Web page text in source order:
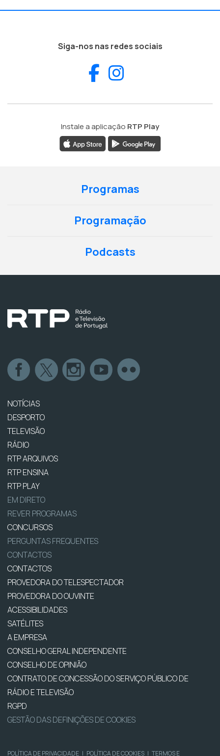
Siga-nos nas redes sociais
Facebook
Instale a aplicação RTP Play
Programas
Programação
Podcasts
NOTÍCIAS
DESPORTO
TELEVISÃO
RÁDIO
RTP ARQUIVOS
RTP ENSINA
RTP PLAY
EM DIRETO
REVER PROGRAMAS
CONCURSOS
PERGUNTAS FREQUENTES
CONTACTOS
CONTACTOS
PROVEDORA DO TELESPECTADOR
PROVEDORA DO OUVINTE
ACESSIBILIDADES
SATÉLITES
A EMPRESA
CONSELHO GERAL INDEPENDENTE
CONSELHO DE OPINIÃO
CONTRATO DE CONCESSÃO DO SERVIÇO PÚBLICO DE
RÁDIO E TELEVISÃO
RGPD
GESTÃO DAS DEFINIÇÕES DE COOKIES
POLÍTICA DE PRIVACIDADE | POLÍTICA DE COOKIES | TERMOS E